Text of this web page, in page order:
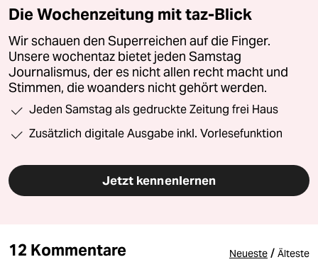
Die Wochenzeitung mit taz-Blick
Wir schauen den Superreichen auf die Finger.
Unsere wochentaz bietet jeden Samstag
Journalismus, der es nicht allen recht macht und
Stimmen, die woanders nicht gehört werden.
Jeden Samstag als gedruckte Zeitung frei Haus
Zusätzlich digitale Ausgabe inkl. Vorlesefunktion
Jetzt kennenlernen
12 Kommentare Neueste / Älteste